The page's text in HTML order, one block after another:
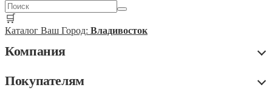
🛒
Каталог Ваш Город: Владивосток
Компания
Покупателям